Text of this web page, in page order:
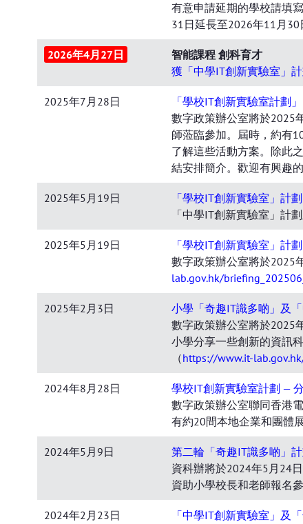
有意申請延期的學校請填
31日延長至2026年11月30
2026年4月27日
智能課程 創科育才
獲「中學IT創新實驗室」
2025年7月28日
「學校IT創新實驗室計劃
數字政策辦公室將於2025
師蒞臨參加。屆時，約有
了解這些活動方案。除此
結安排簡介。歡迎有興趣
2025年5月19日
「學校IT創新實驗室」計
「中學IT創新實驗室」計
2025年5月19日
「學校IT創新實驗室」計
數字政策辦公室將於2025
lab.gov.hk/
2025年2月3日
小學「奇趣IT識多啲」及
數字政策辦公室將於2025
小學分享一些創新的資訊
（https://www.it-
2024年8月28日
學校IT創新實驗室計劃 —
數字政策辦公室聯同香港
有約20間本地企業和團體
2024年5月9日
第二輪「奇趣IT識多啲」
資科辦將於2024年5月24
資助小學校長和老師報名參
2024年2月23日
「中學IT創新實驗室」及